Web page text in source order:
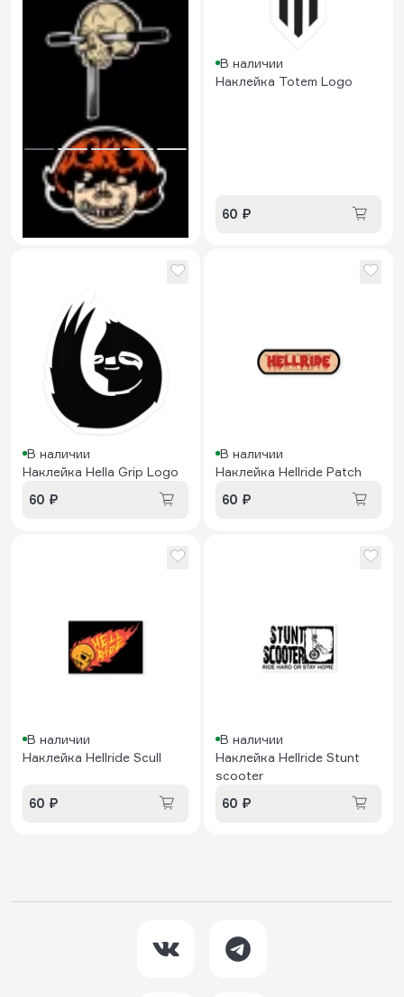
В наличии
Наклейка Hellride mini
3pcs
90 ₽
В наличии
Наклейка Totem Logo
60 ₽
В наличии
Наклейка Hella Grip Logo
60 ₽
В наличии
Наклейка Hellride Patch
60 ₽
В наличии
Наклейка Hellride Scull
60 ₽
В наличии
Наклейка Hellride Stunt
scooter
60 ₽